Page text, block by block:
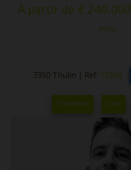
À partir de € 240.000
inclus.
7350 Thulin | Ref: 13308
Précédent Liste